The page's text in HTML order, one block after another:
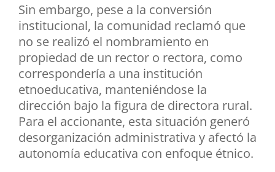
Sin embargo, pese a la conversión
institucional, la comunidad reclamó que
no se realizó el nombramiento en
propiedad de un rector o rectora, como
correspondería a una institución
etnoeducativa, manteniéndose la
dirección bajo la figura de directora rural.
Para el accionante, esta situación generó
desorganización administrativa y afectó la
autonomía educativa con enfoque étnico.